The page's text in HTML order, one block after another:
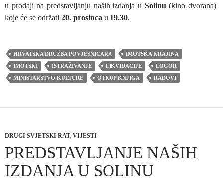
u prodaji na predstavljanju naših izdanja u Solinu (kino dvorana)
koje će se održati 20. prosinca u 19.30.
HRVATSKA DRUŽBA POVJESNIČARA
IMOTSKA KRAJINA
IMOTSKI
ISTRAŽIVANJE LIKVIDACIJE
LOGOR
MINISTARSTVO KULTURE
OTKUP KNJIGA RADOVI
DRUGI SVJETSKI RAT, VIJESTI
PREDSTAVLJANJE NAŠIH
IZDANJA U SOLINU